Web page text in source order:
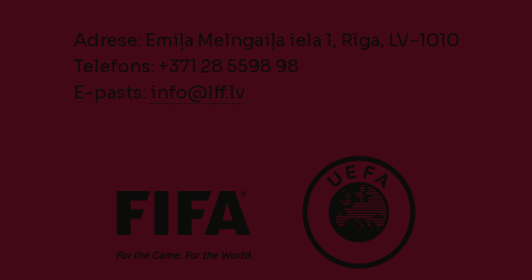
Adrese: Emiļa Melngaiļa iela 1, Rīga, LV-1010
Telefons: +371 28 5598 98
E-pasts: info@lff.lv